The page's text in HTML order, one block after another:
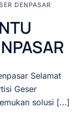
DENPASAR
Selamat
Geser
solusi […]